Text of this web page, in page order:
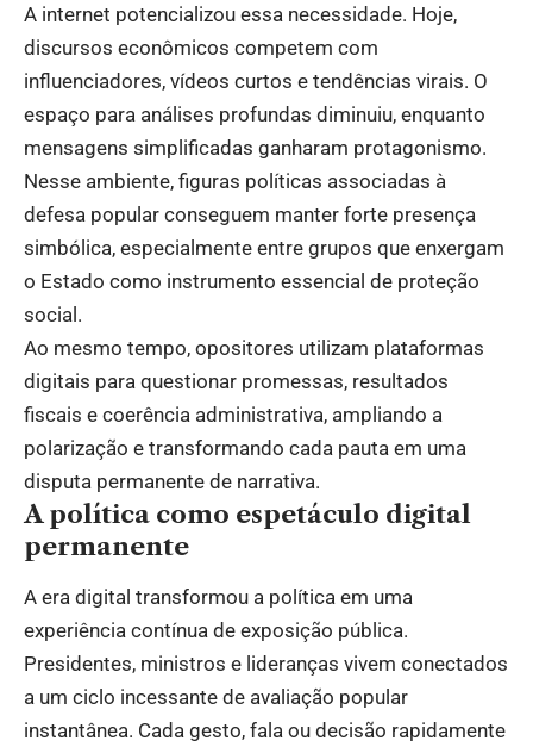
A internet potencializou essa necessidade. Hoje,
discursos econômicos competem com
influenciadores, vídeos curtos e tendências virais. O
espaço para análises profundas diminuiu, enquanto
mensagens simplificadas ganharam protagonismo.
Nesse ambiente, figuras políticas associadas à
defesa popular conseguem manter forte presença
simbólica, especialmente entre grupos que enxergam
o Estado como instrumento essencial de proteção
social.
Ao mesmo tempo, opositores utilizam plataformas
digitais para questionar promessas, resultados
fiscais e coerência administrativa, ampliando a
polarização e transformando cada pauta em uma
disputa permanente de narrativa.
A política como espetáculo digital
permanente
A era digital transformou a política em uma
experiência contínua de exposição pública.
Presidentes, ministros e lideranças vivem conectados
a um ciclo incessante de avaliação popular
instantânea. Cada gesto, fala ou decisão rapidamente